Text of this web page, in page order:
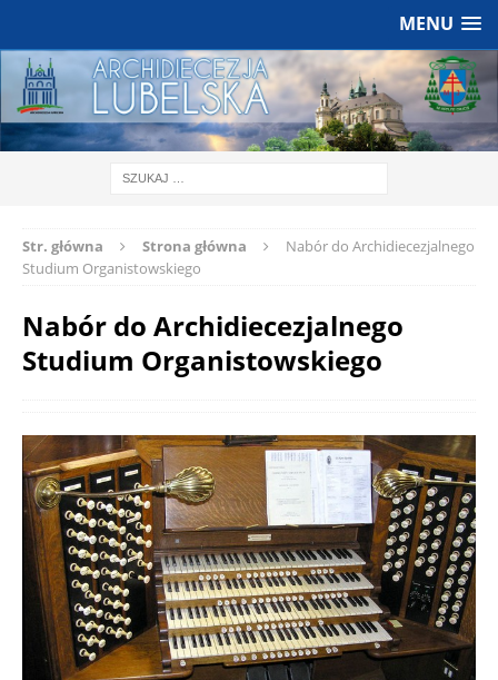
MENU
Str. główna Strona główna
Nabór do Archidiecezjalnego
Studium Organistowskiego
Nabór do Archidiecezjalnego
Studium Organistowskiego